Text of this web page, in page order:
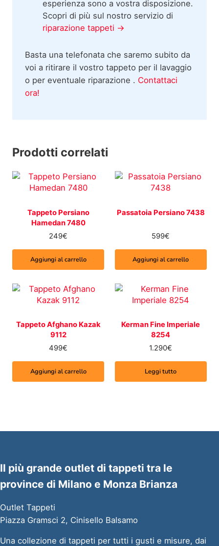
esperienza sono a vostra disposizione.
Scopri di più sul nostro servizio di
riparazione tappeti →
Basta una telefonata che saremo subito da
voi a ritirare il vostro tappeto per il lavaggio
o per eventuale riparazione . Contattaci
ora!
Prodotti correlati
Tappeto Persiano
Hamedan 7480
249€
Aggiungi al carrello
Passatoia Persiano 7438
599€
Aggiungi al carrello
Tappeto Afghano Kazak
9112
499€
Aggiungi al carrello
Kerman Fine Imperiale
8254
1.290€
Leggi tutto
Il più grande outlet di tappeti tra le
province di Milano e Monza Brianza
Outlet Tappeti
Piazza Gramsci 2, Cinisello Balsamo
Una collezione di tappeti per tutti i gusti e misure, dai